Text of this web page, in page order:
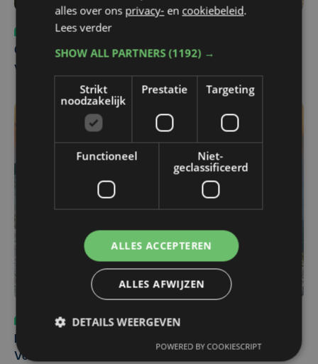
Sport
ma 3 augustus | 17:39
Champions League leeft in Oostende: lange wachtrij
voor tickets Union - Bodø/Glimt
Sport
do 6 augustus | 10:49
Margot Vanpachtenbeke beklimt zeven keer de Mont
Ventoux
alles over ons privacy- en cookiebeleid.
Lees verder
SHOW ALL PARTNERS(1192) →
Strikt
noodzakelijk
Prestatie Targeting
Functioneel
Niet-
geclassificeerd
ALLES ACCEPTEREN
ALLES AFWIJZEN
DETAILS WEERGEVEN
POWERED BY COOKIESCRIPT